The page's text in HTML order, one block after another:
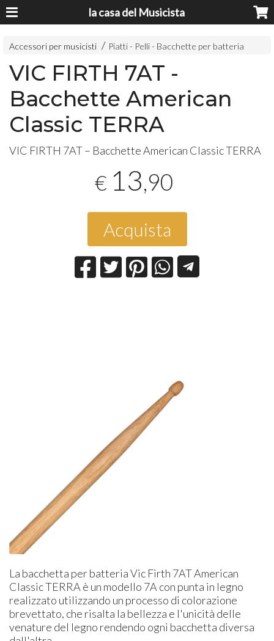
la casa del Musicista
Accessori per musicisti Piatti - Pelli - Bacchette per batteria
VIC FIRTH 7AT -
Bacchette American
Classic TERRA
VIC FIRTH 7AT – Bacchette American ClassicTERRA
€ 13,90
Acquista
La bacchetta per batteria Vic Firth 7AT American
Classic TERRA è un modello 7A con punta in legno
realizzato utilizzando un processo di colorazione
brevettato, che risalta la bellezza e l'unicità delle
venature del legno rendendo ogni bacchetta diversa